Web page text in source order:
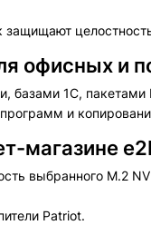
офисных и
базами 1С, пакетами
и
магазине
выбранного M.2
Patriot.